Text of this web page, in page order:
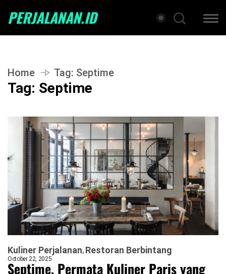
PERJALANAN.ID
Home Tag: Septime
Tag: Septime
Kuliner Perjalanan Restoran Berbintang
October 22, 2025
Septime, Permata Kuliner Paris yang